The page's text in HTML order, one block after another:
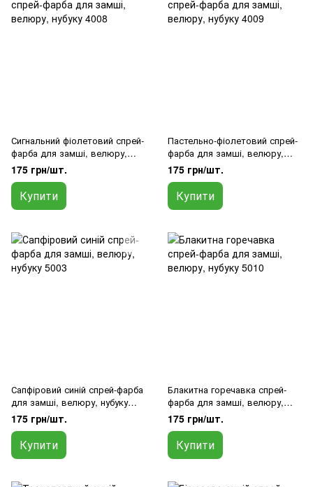
Сигнальний фіолетовий спрей-
фарба для замші, велюру,
нубуку 4008
175 грн/шт.
Купити
Пастельно-фіолетовий спрей-
фарба для замші, велюру,
нубуку 4009
175 грн/шт.
Купити
Сапфіровий синій спрей-фарба
для замші, велюру, нубуку
5003
175 грн/шт.
Купити
Блакитна горечавка спрей-
фарба для замші, велюру,
нубуку 5010
175 грн/шт.
Купити